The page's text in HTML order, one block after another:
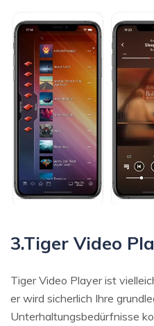
3.Tiger Video
Tiger Video Player ist
er wird sicherlich Ihre
Unterhaltungsbedürfnisse